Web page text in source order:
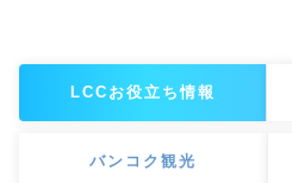
LCCお役立ち情報
バンコク観光